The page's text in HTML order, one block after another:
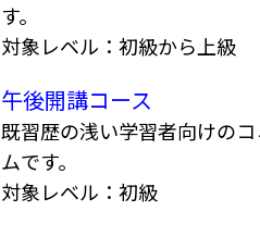
す。
対象レベル：初級から上級
午後開講コース
既習歴の浅い学習者向けの
ムです。
対象レベル：初級